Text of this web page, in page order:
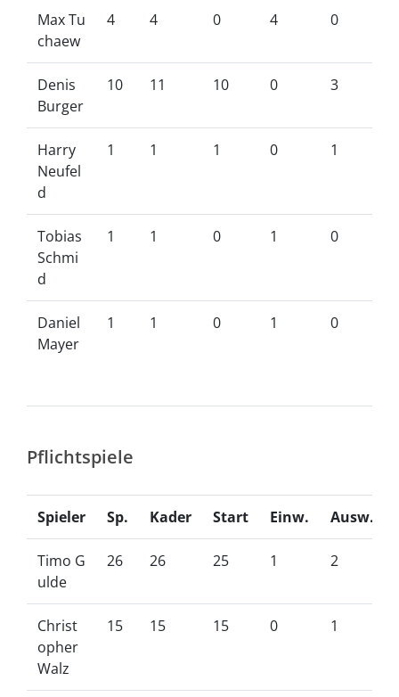
Max Tu
chaew
4 4 0 4 0
Denis
Burger
10 11 10 0 3
Harry
Neufel
d
1 1 1 0 1
Tobias
Schmi
d
1 1 0 1 0
Daniel
Mayer
1 1 0 1 0
Pflichtspiele
Spieler Sp. Kader Start Einw. Ausw.
Timo G
ulde
26 26 25 1 2
Christ
opher
Walz
15 15 15 0 1